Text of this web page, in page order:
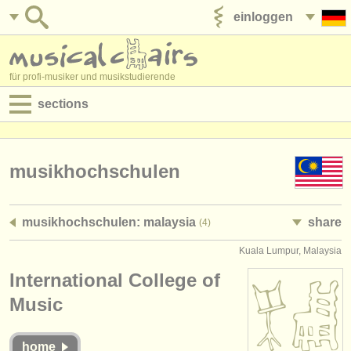
einloggen
für profi-musiker und musikstudierende
sections
jobs - verwaltung
kurse
musikwettbewerbe
musikhochschulen
musikhochschulen: malaysia (4) share
Kuala Lumpur, Malaysia
International College of
Music
home